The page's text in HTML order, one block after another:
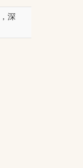
深